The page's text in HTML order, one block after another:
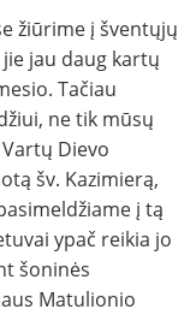
žiūrime į šventųjų
jau daug kartų
Tačiau
ne tik mūsų
Dievo
šv. Kazimierą,
į tą
ypač reikia jo
šoninės
Matulionio